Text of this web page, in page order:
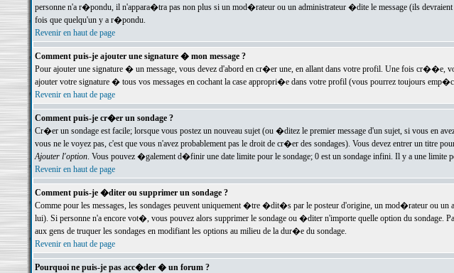
personne n'a r�pondu, il n'appara�tra pas non plus si un mod�rateur ou un administrateur �dite le message (ils
fois que quelqu'un y a r�pondu.
Revenir en haut de page
Comment puis-je ajouter une signature � mon message ?
Pour ajouter une signature � un message, vous devez d'abord en cr�er une, en allant dans votre profil. Une fois cr��e,
ajouter votre signature � tous vos messages en cochant la case appropri�e dans votre profil (vous pourrez toujours
Revenir en haut de page
Comment puis-je cr�er un sondage ?
Cr�er un sondage est facile; lorsque vous postez un nouveau sujet (ou �ditez le premier message d'un sujet, si vous en
vous ne le voyez pas, c'est que vous n'avez probablement pas le droit de cr�er des sondages). Vous devez entrer un
Ajouter l'option. Vous pouvez �galement d�finir une date limite pour le sondage; 0 est un sondage infini. Il y a une
Revenir en haut de page
Comment puis-je �diter ou supprimer un sondage ?
Comme pour les messages, les sondages peuvent uniquement �tre �dit�s par le posteur d'origine, un mod�rateur ou
lui). Si personne n'a encore vot�, vous pouvez alors supprimer le sondage ou �diter n'importe quelle option du
aux gens de truquer les sondages en modifiant les options au milieu de la dur�e du sondage.
Revenir en haut de page
Pourquoi ne puis-je pas acc�der � un forum ?